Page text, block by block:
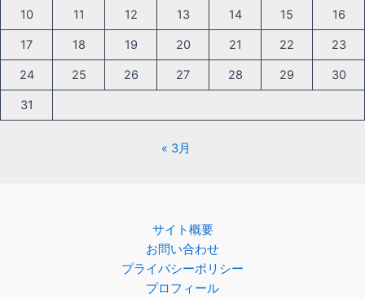
10 11 12 13 14 15 16
17 18 19 20 21 22 23
24 25 26 27 28 29 30
31
« 3月
サイト概要
お問い合わせ
プライバシーポリシー
プロフィール